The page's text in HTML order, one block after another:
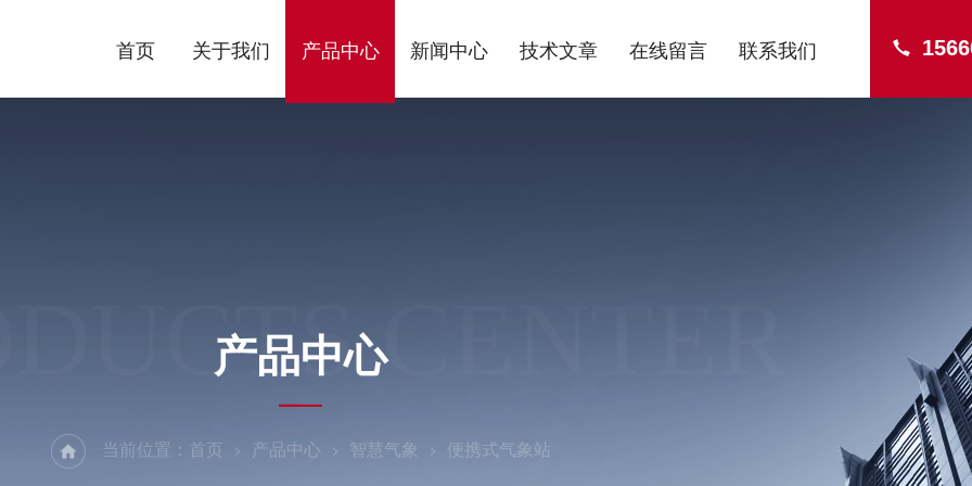
首页 关于我们 产品中心 新闻中心 技术文章 在线留言 联系我们
CENTER
产品中心
当前位置： 首页 产品中心 智慧气象 便携式气象站